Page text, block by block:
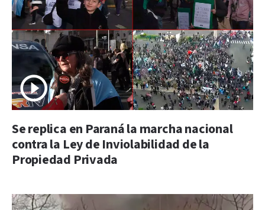
Se replica en Paraná la marcha nacional
contra la Ley de Inviolabilidad de la
Propiedad Privada